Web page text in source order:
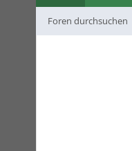
Foren durchsuchen